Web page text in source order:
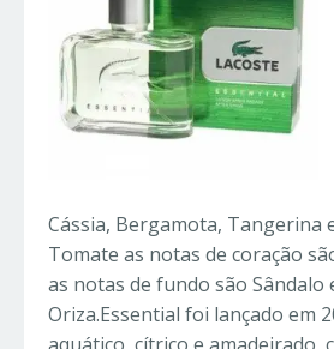
Cássia, Bergamota, Tangerina
Tomate as notas de coração
as notas de fundo são Sândalo
Oriza.Essential foi lançado em